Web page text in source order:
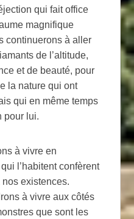
qui fait office
magnifique
continuerons à aller
de l’altitude,
et de beauté, pour
la nature qui ont
qui en même temps
pour lui.
à vivre en
l’habitent confèrent
existences.
à vivre aux côtés
que sont les